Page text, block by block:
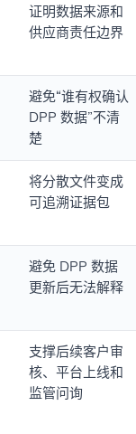
证明数据来源和
供应商责任边界
避免“谁有权确认
DPP 数据”不清
楚
将分散文件变成
可追溯证据包
避免 DPP 数据
更新后无法解释
支撑后续客户审
核、平台上线和
监管问询